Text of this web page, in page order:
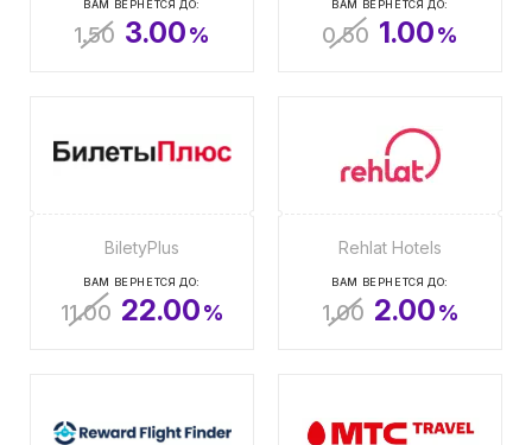
ВАМ ВЕРНЕТСЯ ДО:
1.50 3.00%
ВАМ ВЕРНЕТСЯ ДО:
0.50 1.00%
BiletyPlus
ВАМ ВЕРНЕТСЯ ДО:
11.00 22.00%
Rehlat Hotels
ВАМ ВЕРНЕТСЯ ДО:
1.00 2.00%